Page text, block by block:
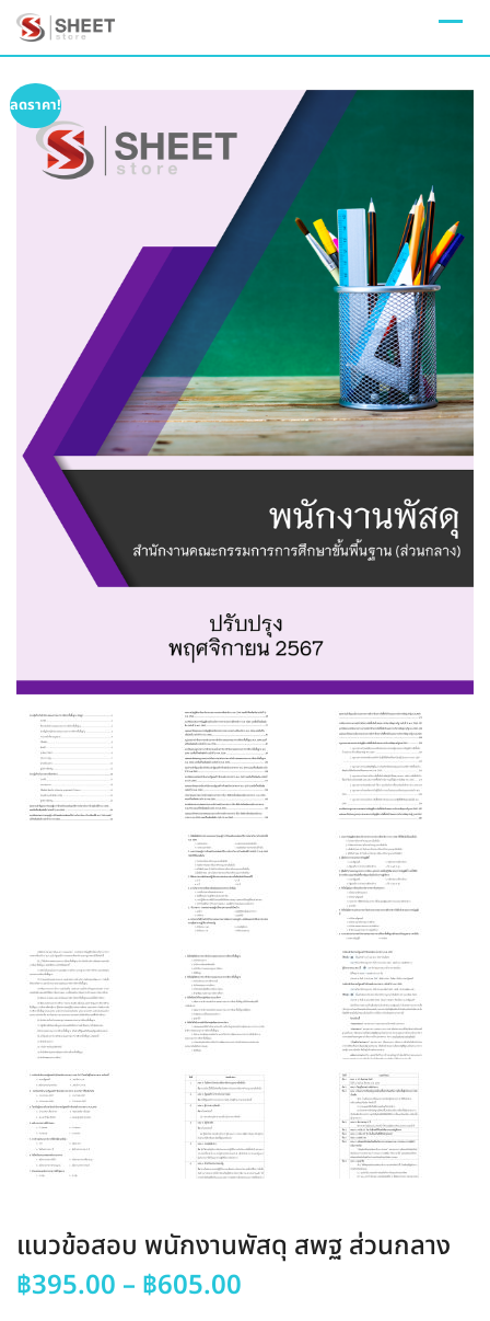
Skip
ลดราคา!
แนวข้อสอบ พนักงานพัสดุ สพฐ ส่วนกลาง
฿395.00 – ฿605.00